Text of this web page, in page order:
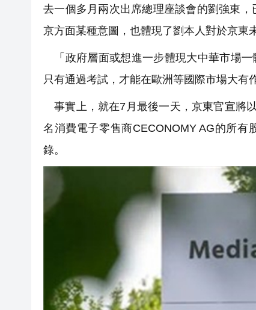
去一個多月兩次出席總理座談會的劉強東
京方面某種意圖，也體現了劉本人對於京東
「政府層面或想進一步體現大中華市場一
只有通過考試，才能在歐洲等國際市場大有
事實上，就在7月最後一天，京東官宣將
名消費電子零售商CECONOMY AG的所
錄。